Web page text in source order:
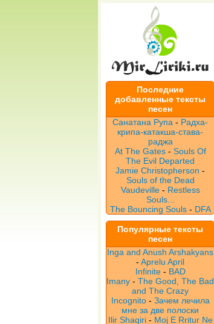
Последние
добавленные тексты
песен
Санатана Рупа - Радха-
крипа-катакша-става-
раджа
At The Gates- Souls Of
The Evil Departed
Jamie Christopherson -
Souls of the Dead
Vaudeville - Restless
Souls...
The Bouncing Souls- DFA
Популярные тексты
песен
Inga and Anush Arshakyans
- Aprelu April
Infinite- BAD
Imany - The Good, The Bad
and The Crazy
Incognito- Зачем лечила
мне за две полоски
Ilir Shaqiri- Moj E Rritur Ne